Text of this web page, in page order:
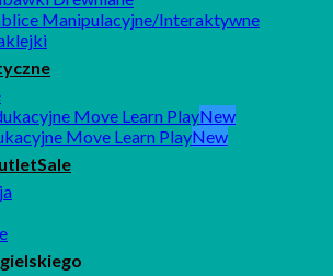
Manipulacyjne/Interaktywne
Move Learn Play
Move Learn Play